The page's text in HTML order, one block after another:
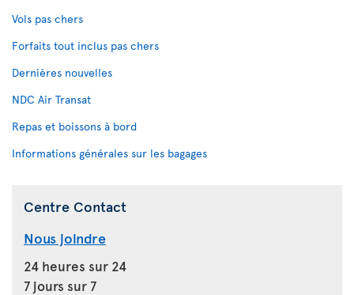
Vols pas chers
Forfaits tout inclus pas chers
Dernières nouvelles
NDC Air Transat
Repas et boissons à bord
Informations générales sur les bagages
Centre Contact
Nous joindre
24 heures sur 24
7 jours sur 7